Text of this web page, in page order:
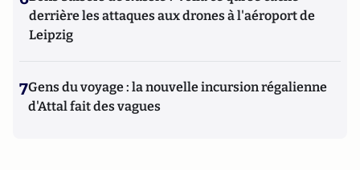
derrière les attaques aux drones à l'aéroport de
Leipzig
7Gens du voyage : la nouvelle incursion régalienne
d'Attal fait des vagues